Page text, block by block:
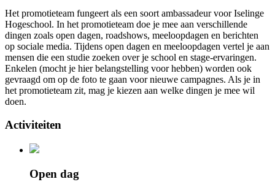
Het promotieteam fungeert als een soort ambassadeur voor Iselinge
Hogeschool. In het promotieteam doe je mee aan verschillende
dingen zoals open dagen, roadshows, meeloopdagen en berichten
op sociale media. Tijdens open dagen en meeloopdagen vertel je aan
mensen die een studie zoeken over je school en stage-ervaringen.
Enkelen (mocht je hier belangstelling voor hebben) worden ook
gevraagd om op de foto te gaan voor nieuwe campagnes. Als je in
het promotieteam zit, mag je kiezen aan welke dingen je mee wil
doen.
Activiteiten
Open dag